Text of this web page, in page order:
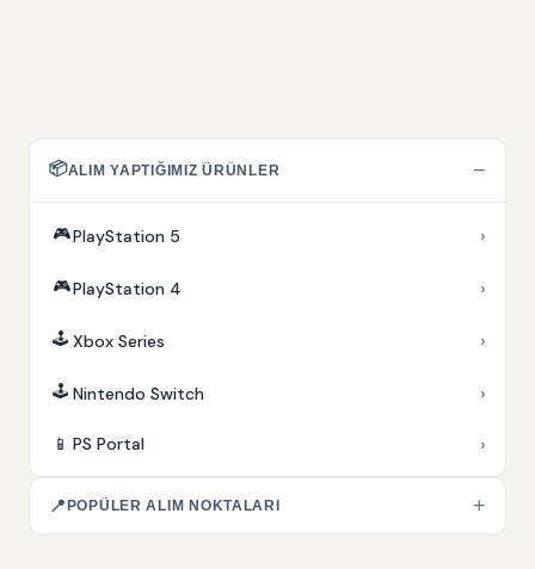
📦ALIM YAPTIĞIMIZ ÜRÜNLER −
🎮PlayStation 5 ›
🎮PlayStation 4 ›
🕹️ Xbox Series ›
🕹️ Nintendo Switch ›
📱 PS Portal ›
📍 POPÜLER ALIM NOKTALARI +